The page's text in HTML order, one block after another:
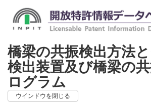
橋梁の共振検出方法
検出装置及び橋梁の
ログラム
ウインドウを閉じる